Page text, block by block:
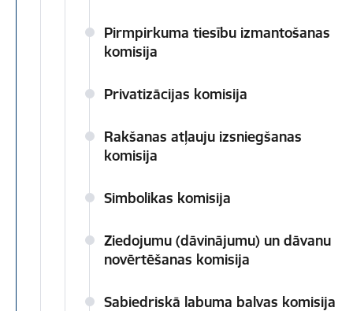
Pirmpirkuma tiesību izmantošanas
komisija
Privatizācijas komisija
Rakšanas atļauju izsniegšanas
komisija
Simbolikas komisija
Ziedojumu (dāvinājumu) un dāvanu
novērtēšanas komisija
Sabiedriskā labuma balvas komisija